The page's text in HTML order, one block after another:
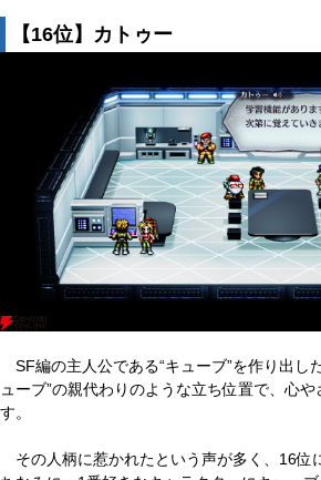
【16位】カトゥー
SF編の主人公である“キューブ”を作り出し
ューブ”の親代わりのような立ち位置で、心
す。
その人柄に惹かれたという声が多く、16位